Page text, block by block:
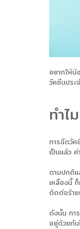
อยากให้น้
วัคซีนประ
ทำไ
การฉีดวัค
เป็นแล้ว
ตามปกติแ
เหลืองนี้
ติดต่อร้า
ดังนั้น กา
อยู่ด้วยกัน